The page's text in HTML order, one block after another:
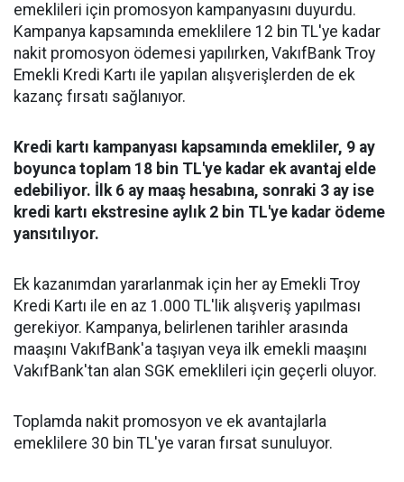
emeklileri için promosyon kampanyasını duyurdu.
Kampanya kapsamında emeklilere 12 bin TL'ye kadar
nakit promosyon ödemesi yapılırken, VakıfBank Troy
Emekli Kredi Kartı ile yapılan alışverişlerden de ek
kazanç fırsatı sağlanıyor.
Kredi kartı kampanyası kapsamında emekliler, 9 ay
boyunca toplam 18 bin TL'ye kadar ek avantaj elde
edebiliyor. İlk 6 ay maaş hesabına, sonraki 3 ay ise
kredi kartı ekstresine aylık 2 bin TL'ye kadar ödeme
yansıtılıyor.
Ek kazanımdan yararlanmak için her ay Emekli Troy
Kredi Kartı ile en az 1.000 TL'lik alışveriş yapılması
gerekiyor. Kampanya, belirlenen tarihler arasında
maaşını VakıfBank'a taşıyan veya ilk emekli maaşını
VakıfBank'tan alan SGK emeklileri için geçerli oluyor.
Toplamda nakit promosyon ve ek avantajlarla
emeklilere 30 bin TL'ye varan fırsat sunuluyor.